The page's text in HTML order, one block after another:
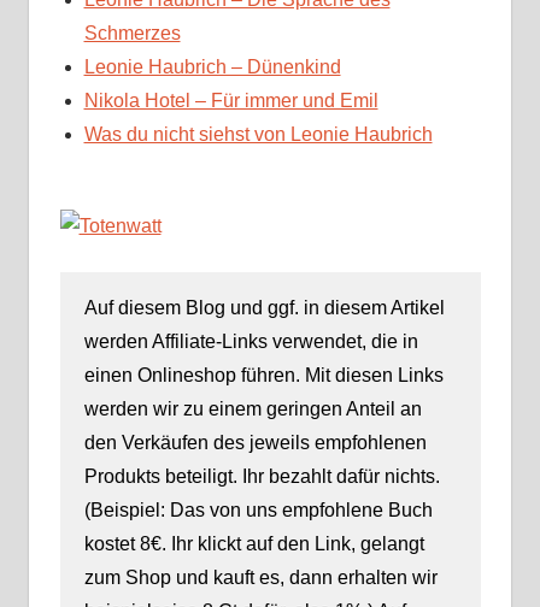
Schmerzes
Leonie Haubrich – Dünenkind
Nikola Hotel – Für immer und Emil
Was du nicht siehst von Leonie Haubrich
Auf diesem Blog und ggf. in diesem Artikel
werden Affiliate-Links verwendet, die in
einen Onlineshop führen. Mit diesen Links
werden wir zu einem geringen Anteil an
den Verkäufen des jeweils empfohlenen
Produkts beteiligt. Ihr bezahlt dafür nichts.
(Beispiel: Das von uns empfohlene Buch
kostet 8€. Ihr klickt auf den Link, gelangt
zum Shop und kauft es, dann erhalten wir